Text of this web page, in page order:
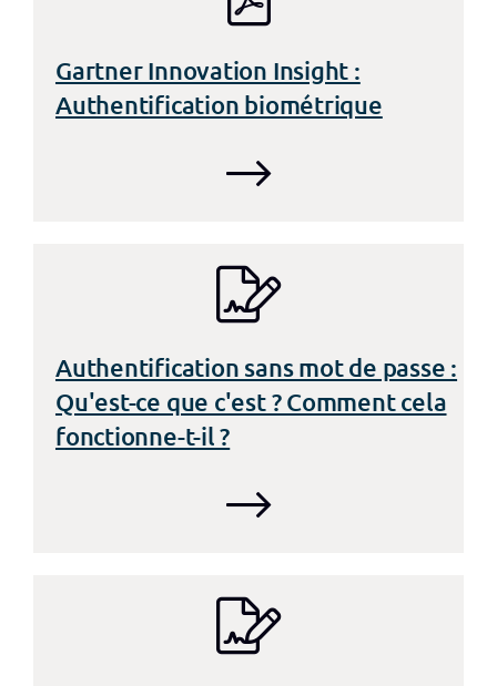
Gartner Innovation Insight :
Authentification biométrique
Authentification sans mot de passe :
Qu'est-ce que c'est ? Comment cela
fonctionne-t-il ?